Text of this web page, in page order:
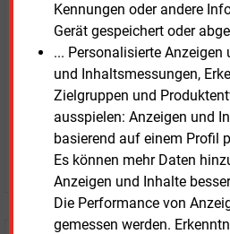
Kennungen oder andere
Gerät gespeichert oder
... Personalisierte Anzeigen
und Inhaltsmessungen,
Zielgruppen und
ausspielen: Anzeigen und
basierend auf einem Profil
Es können mehr Daten
Anzeigen und Inhalte
Die Performance von
gemessen werden.
Zwei Wochen kostenfreier
Zugang auf stündlich
Prognose- und Marktdaten
+ einmal täglich E&M daily
+ zwei Ausgaben der Zeitung
ohne automatische
JETZT KOSTENLOS TESTEN